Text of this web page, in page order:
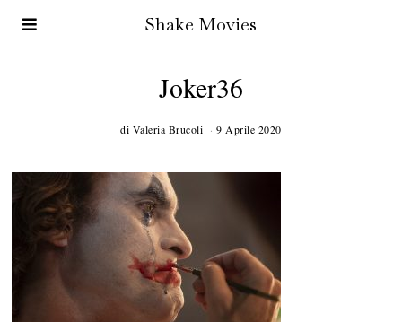
Shake Movies
Joker36
di Valeria Brucoli 9 Aprile 2020